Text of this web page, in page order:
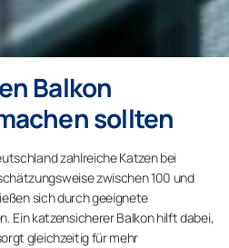
Balkon
sollten
zahlreiche Katzen bei
zwischen 100 und
sich durch geeignete
Ein katzensicherer Balkon hilft dabei,
gleichzeitig für mehr